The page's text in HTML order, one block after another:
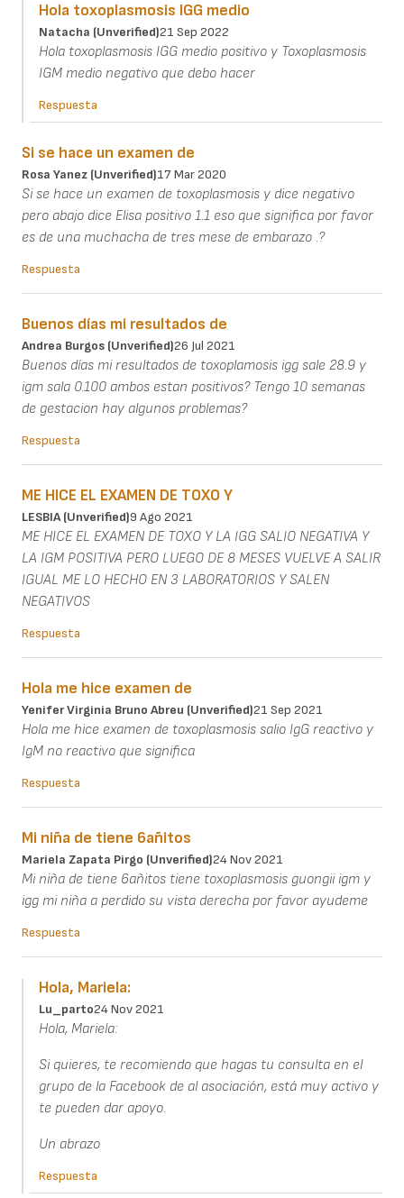
Hola toxoplasmosis IGG medio
Natacha (unverified)21 Sep 2022
Hola toxoplasmosis IGG medio positivo y Toxoplasmosis
IGM medio negativo que debo hacer
Respuesta
Si se hace un examen de
Rosa Yanez (unverified)17 Mar 2020
Si se hace un examen de toxoplasmosis y dice negativo
pero abajo dice Elisa positivo 1.1 eso que significa por favor
es de una muchacha de tres mese de embarazo .?
Respuesta
Buenos días mi resultados de
Andrea Burgos (unverified)26 Jul 2021
Buenos días mi resultados de toxoplamosis igg sale 28.9 y
igm sala 0.100 ambos estan positivos? Tengo 10 semanas
de gestacion hay algunos problemas?
Respuesta
ME HICE EL EXAMEN DE TOXO Y
LESBIA (unverified)9 Ago 2021
ME HICE EL EXAMEN DE TOXO Y LA IGG SALIO NEGATIVA Y
LA IGM POSITIVA PERO LUEGO DE 8 MESES VUELVE A SALIR
IGUAL ME LO HECHO EN 3 LABORATORIOS Y SALEN
NEGATIVOS
Respuesta
Hola me hice examen de
Yenifer Virginia Bruno Abreu (unverified)21 Sep 2021
Hola me hice examen de toxoplasmosis salio IgG reactivo y
IgM no reactivo que significa
Respuesta
Mi niña de tiene 6añitos
Mariela Zapata Pirgo (unverified)24 Nov 2021
Mi niña de tiene 6añitos tiene toxoplasmosis guongii igm y
igg mi niña a perdido su vista derecha por favor ayudeme
Respuesta
Hola, Mariela:
Lu_parto24 Nov 2021
Hola, Mariela:
Si quieres, te recomiendo que hagas tu consulta en el
grupo de la Facebook de al asociación, está muy activo y
te pueden dar apoyo.
Un abrazo
Respuesta